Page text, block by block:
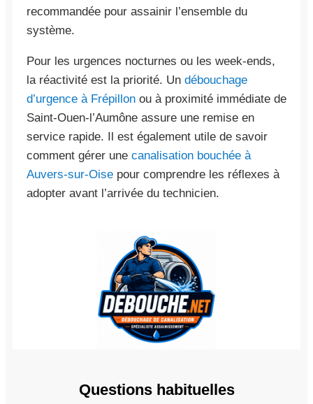
recommandée pour assainir l’ensemble du
système.
Pour les urgences nocturnes ou les week-ends,
la réactivité est la priorité. Un débouchage
d’urgence à Frépillon ou à proximité immédiate de
Saint-Ouen-l’Aumône assure une remise en
service rapide. Il est également utile de savoir
comment gérer une canalisation bouchée à
Auvers-sur-Oise pour comprendre les réflexes à
adopter avant l’arrivée du technicien.
Questions habituelles